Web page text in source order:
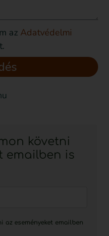
az Adatvédelmi
követni
emailben is
az eseményeket emailben